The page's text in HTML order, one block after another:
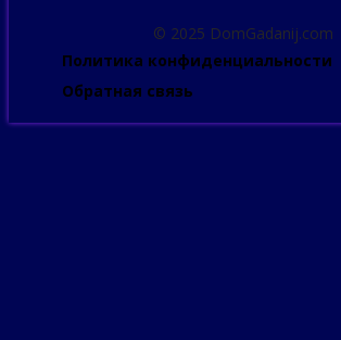
© 2025 DomGadanij.com
Политика конфиденциальности
Обратная связь